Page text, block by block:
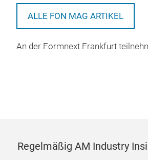
ALLE FON MAG ARTIKEL
An der Formnext Frankfurt
Regelmäßig AM Industry